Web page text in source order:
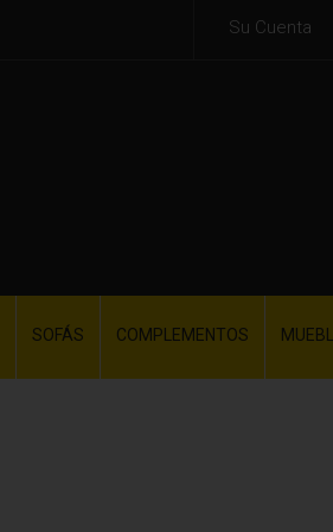
Su Cuenta
SOFÁS COMPLEMENTOS